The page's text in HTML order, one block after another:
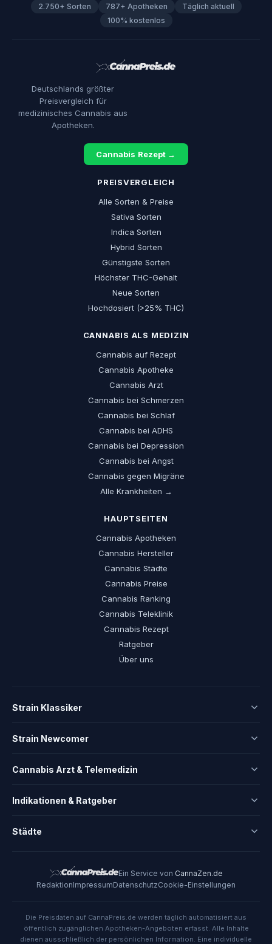
2.750+ Sorten 787+ Apotheken
Täglich aktuell
100% kostenlos
Deutschlands größter
Preisvergleich für
medizinisches Cannabis aus
Apotheken.
Cannabis Rezept →
PREISVERGLEICH
Alle Sorten & Preise
Sativa Sorten
Indica Sorten
Hybrid Sorten
Günstigste Sorten
Höchster THC-Gehalt
Neue Sorten
Hochdosiert (>25% THC)
CANNABIS ALS MEDIZIN
Cannabis auf Rezept
Cannabis Apotheke
Cannabis Arzt
Cannabis bei Schmerzen
Cannabis bei Schlaf
Cannabis bei ADHS
Cannabis bei Depression
Cannabis bei Angst
Cannabis gegen Migräne
Alle Krankheiten →
HAUPTSEITEN
Cannabis Apotheken
Cannabis Hersteller
Cannabis Städte
Cannabis Preise
Cannabis Ranking
Cannabis Teleklinik
Cannabis Rezept
Ratgeber
Über uns
Strain Klassiker
Strain Newcomer
Cannabis Arzt & Telemedizin
Indikationen & Ratgeber
Städte
Ein Service von CannaZen.de
RedaktionImpressumDatenschutzCookie-Einstellungen
Die Preisdaten auf CannaPreis.de werden täglich automatisiert aus
öffentlich zugänglichen Apotheken-Angeboten erfasst. Alle Inhalte
dienen ausschließlich der persönlichen Information. Eine individuelle